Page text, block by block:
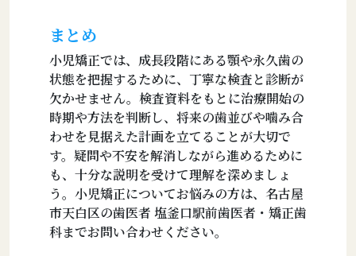
まとめ
小児矯正では、成長段階にある顎や永久歯の
状態を把握するために、丁寧な検査と診断が
欠かせません。検査資料をもとに治療開始の
時期や方法を判断し、将来の歯並びや噛み合
わせを見据えた計画を立てることが大切で
す。疑問や不安を解消しながら進めるために
も、十分な説明を受けて理解を深めましょ
う。小児矯正についてお悩みの方は、名古屋
市天白区の歯医者 塩釜口駅前歯医者・矯正歯
科までお問い合わせください。